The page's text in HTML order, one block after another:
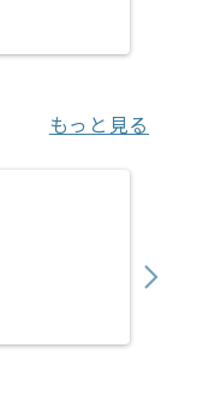
もっと見る